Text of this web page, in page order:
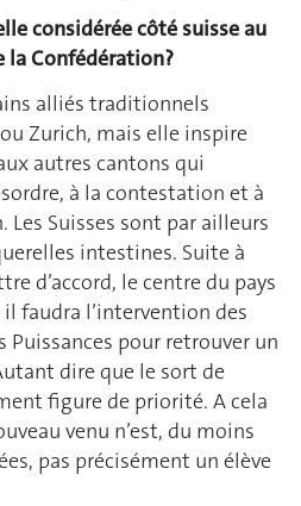
considérée côté suisse au
Confédération?
alliés traditionnels
Zurich, mais elle inspire
autres cantons qui
à la contestation et à
Suisses sont par ailleurs
intestines. Suite à
d’accord, le centre du pays
faudra l’intervention des
Puissances pour retrouver un
dire que le sort de
figure de priorité. A cela
venu n’est, du moins
pas précisément un élève